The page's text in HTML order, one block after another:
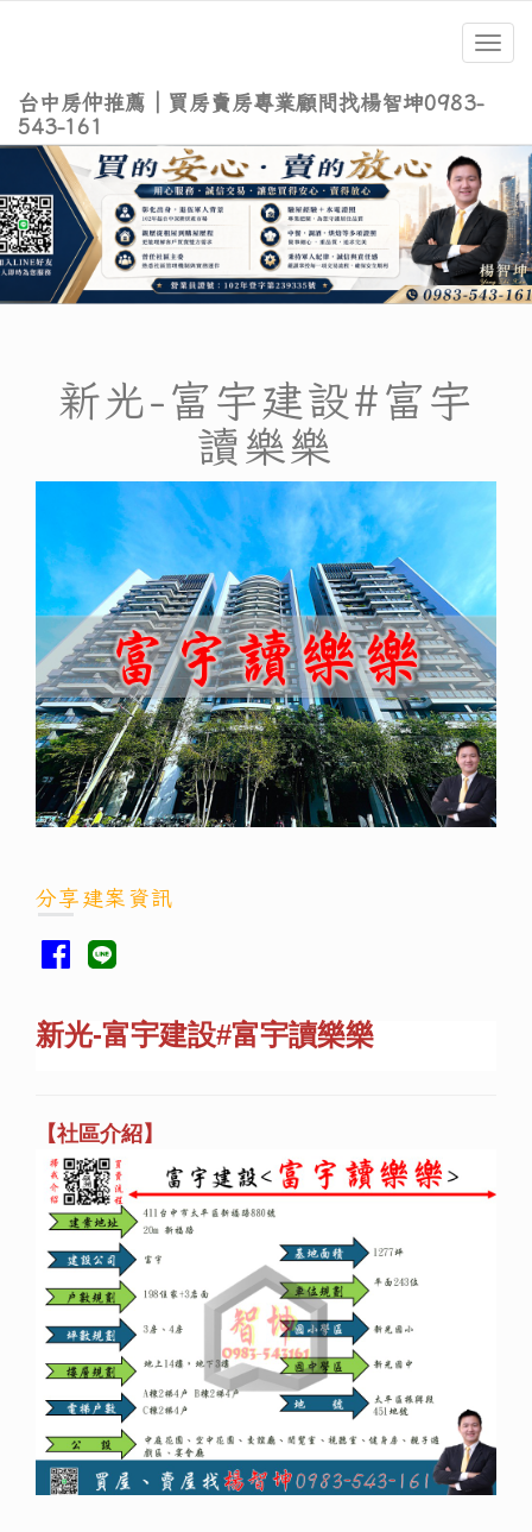
台中房仲推薦｜買房賣房專業顧問找楊智坤0983-
543-161
新光-富宇建設#富宇
讀樂樂
分享建案資訊
新光-富宇建設#富宇讀樂樂
【社區介紹】